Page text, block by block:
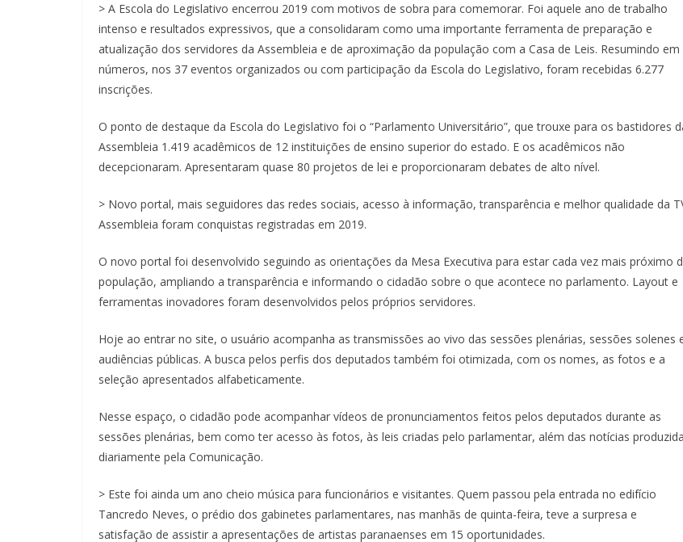
> A Escola do Legislativo encerrou 2019 com motivos de sobra para comemorar. Foi aquele ano de trabalho
intenso e resultados expressivos, que a consolidaram como uma importante ferramenta de preparação e
atualização dos servidores da Assembleia e de aproximação da população com a Casa de Leis. Resumindo em
números, nos 37 eventos organizados ou com participação da Escola do Legislativo, foram recebidas 6.277
inscrições.
O ponto de destaque da Escola do Legislativo foi o “Parlamento Universitário”, que trouxe para os bastidores
Assembleia 1.419 acadêmicos de 12 instituições de ensino superior do estado. E os acadêmicos não
decepcionaram. Apresentaram quase 80 projetos de lei e proporcionaram debates de alto nível.
> Novo portal, mais seguidores das redes sociais, acesso à informação, transparência e melhor qualidade da
Assembleia foram conquistas registradas em 2019.
O novo portal foi desenvolvido seguindo as orientações da Mesa Executiva para estar cada vez mais próximo
população, ampliando a transparência e informando o cidadão sobre o que acontece no parlamento. Layout e
ferramentas inovadores foram desenvolvidos pelos próprios servidores.
Hoje ao entrar no site, o usuário acompanha as transmissões ao vivo das sessões plenárias, sessões solenes
audiências públicas. A busca pelos perfis dos deputados também foi otimizada, com os nomes, as fotos e a
seleção apresentados alfabeticamente.
Nesse espaço, o cidadão pode acompanhar vídeos de pronunciamentos feitos pelos deputados durante as
sessões plenárias, bem como ter acesso às fotos, às leis criadas pelo parlamentar, além das notícias
diariamente pela Comunicação.
> Este foi ainda um ano cheio música para funcionários e visitantes. Quem passou pela entrada no edifício
Tancredo Neves, o prédio dos gabinetes parlamentares, nas manhãs de quinta-feira, teve a surpresa e
satisfação de assistir a apresentações de artistas paranaenses em 15 oportunidades.